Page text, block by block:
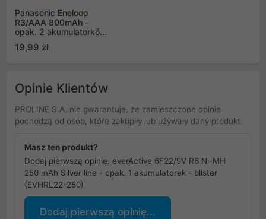
Panasonic Eneloop
R3/AAA 800mAh -
opak. 2 akumulatorków
- eco blister (BK-
4MCDE/2BE)
19,99 zł
Opinie Klientów
PROLINE S.A. nie gwarantuje, że zamieszczone opinie
pochodzą od osób, które zakupiły lub używały dany produkt.
Masz ten produkt?
Dodaj pierwszą opinię: everActive 6F22/9V R6 Ni-MH
250 mAh Silver line - opak. 1 akumulatorek - blister
(EVHRL22-250)
Dodaj pierwszą opinię...